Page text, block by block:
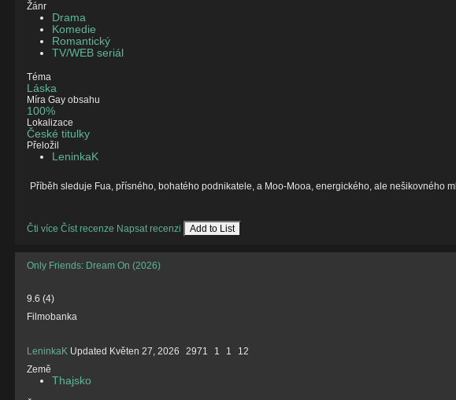
Žánr
Drama
Komedie
Romantický
TV/WEB seriál
Téma
Láska
Míra Gay obsahu
100%
Lokalizace
České titulky
Přeložil
LeninkaK
Příběh sleduje Fua, přísného, bohatého podnikatele, a Moo-Mooa, energického, ale nešikovného
Čti více Číst recenze Napsat recenzi Add to List
Only Friends: Dream On (2026)
9.6(4)
Filmobanka
LeninkaK Updated Květen 27, 2026 2971 1 1
12
Země
Thajsko